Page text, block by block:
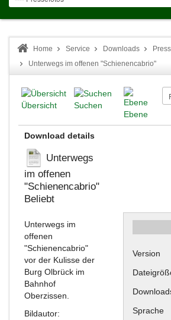
Home Service Downloads
Unterwegs im offenen "Schienencabrio"
Übersicht
Suchen
Ebene
Download details
Unterwegs
im offenen
"Schienencabrio"
Beliebt
Unterwegs im
offenen
"Schienencabrio"
vor der Kulisse der
Burg Olbrück im
Bahnhof
Oberzissen.
Bildautor:
Version
Sprache